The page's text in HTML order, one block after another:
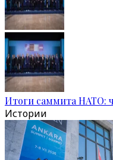
Итоги саммита НАТО:
Истории